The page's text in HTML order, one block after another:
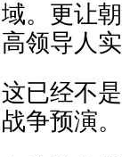
域。更让
高领导人
这已经不
战争预演。